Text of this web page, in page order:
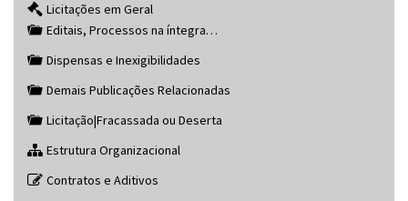
Licitações em Geral
Editais, Processos na íntegra…
Dispensas e Inexigibilidades
Demais Publicações Relacionadas
Licitação|Fracassada ou Deserta
Estrutura Organizacional
Contratos e Aditivos